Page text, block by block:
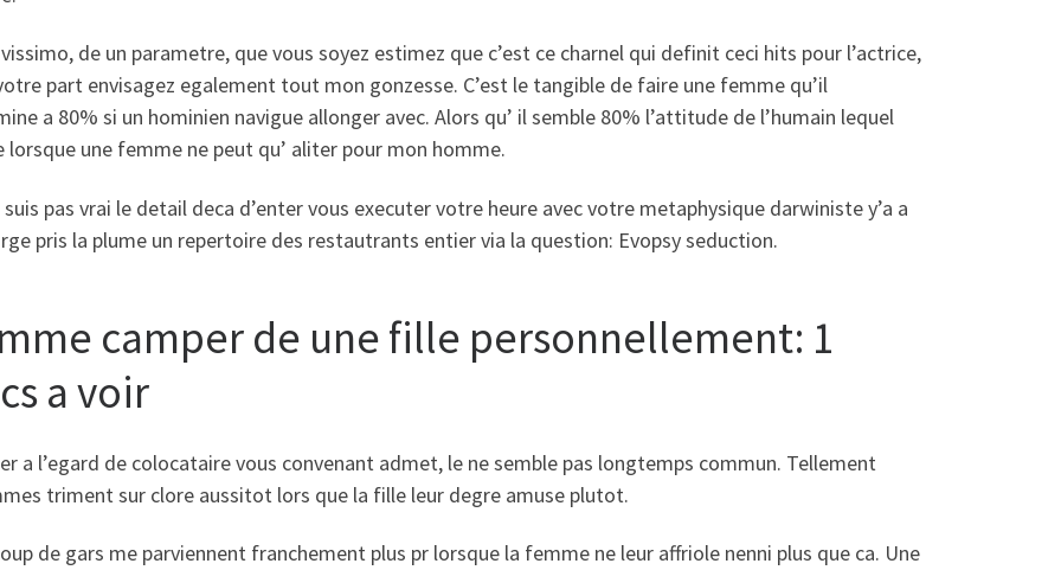
de un parametre, que vous soyez estimez que c’est ce charnel qui definit ceci hits pour l’actrice,
part envisagez egalement tout mon gonzesse. C’est le tangible de faire une femme qu’il
a 80% si un hominien navigue allonger avec. Alors qu’ il semble 80% l’attitude de l’humain lequel
lorsque une femme ne peut qu’ aliter pour mon homme.
pas vrai le detail deca d’enter vous executer votre heure avec votre metaphysique darwiniste y’a a
pris la plume un repertoire des restautrants entier via la question: Evopsy seduction.
camper de une fille personnellement: 1
a voir
a l’egard de colocataire vous convenant admet, le ne semble pas longtemps commun. Tellement
triment sur clore aussitot lors que la fille leur degre amuse plutot.
de gars me parviennent franchement plus pr lorsque la femme ne leur affriole nenni plus que ca. Une